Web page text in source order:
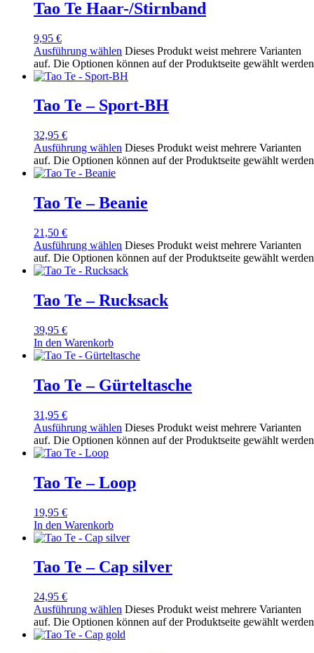
Tao Te Haar-/Stirnband
9,95 €
Ausführung wählen Dieses Produkt weist mehrere Varianten
auf. Die Optionen können auf der Produktseite gewählt werden
Tao Te – Sport-BH
32,95 €
Ausführung wählen Dieses Produkt weist mehrere Varianten
auf. Die Optionen können auf der Produktseite gewählt werden
Tao Te – Beanie
21,50 €
Ausführung wählen Dieses Produkt weist mehrere Varianten
auf. Die Optionen können auf der Produktseite gewählt werden
Tao Te – Rucksack
39,95 €
In den Warenkorb
Tao Te – Gürteltasche
31,95 €
Ausführung wählen Dieses Produkt weist mehrere Varianten
auf. Die Optionen können auf der Produktseite gewählt werden
Tao Te – Loop
19,95 €
In den Warenkorb
Tao Te – Cap silver
24,95 €
Ausführung wählen Dieses Produkt weist mehrere Varianten
auf. Die Optionen können auf der Produktseite gewählt werden